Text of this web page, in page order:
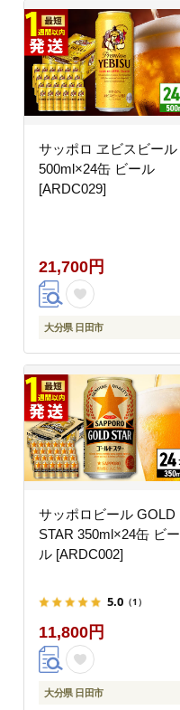
サッポロ ヱビスビール
500ml×24缶 ビール
[ARDC029]
21,700円
大分県 日田市
サッポロビール GOLD
STAR 350ml×24缶 ビー
ル [ARDC002]
5.0 （1）
11,800円
大分県 日田市